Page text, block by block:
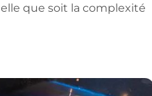
que soit la complexité